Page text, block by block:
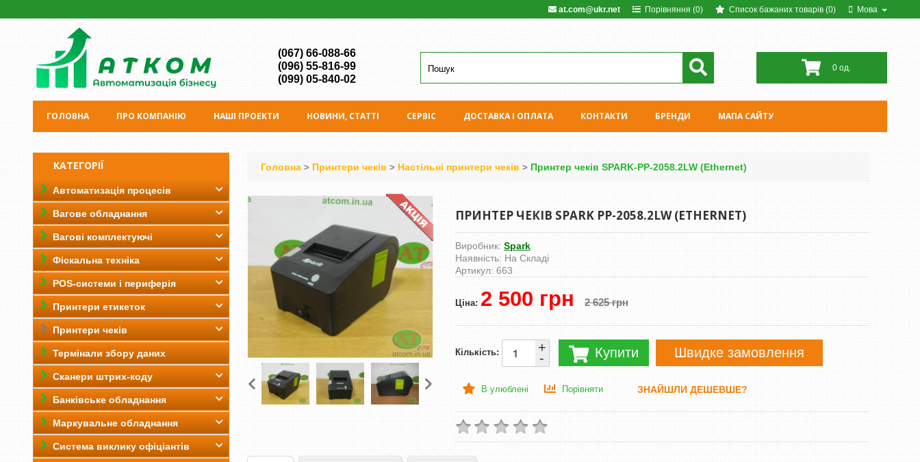
at.com@ukr.net Порівняння (0) Список бажаних товарів (0) Мова
(067) 66-088-66
(096) 55-816-99
(099) 05-840-02
0 од.
ГОЛОВНА ПРО КОМПАНІЮ НАШІ ПРОЕКТИ НОВИНИ, СТАТТІ СЕРВIС ДОСТАВКА І ОПЛАТА КОНТАКТИ БРЕНДИ МАПА САЙТУ
КАТЕГОРІЇ
Автоматизація процесів
Вагове обладнання
Вагові комплектуючі
Фіскальна техніка
POS-системи і периферія
Принтери етикеток
Принтери чеків
Термінали збору даних
Сканери штрих-коду
Банківське обладнання
Маркувальне обладнання
Система виклику офіціантів
Головна> Принтери чеків > Настільні принтери чеків > Принтер чеків SPARK-PP-2058.2LW (Ethernet)
ПРИНТЕР ЧЕКІВ SPARK PP-2058.2LW (ETHERNET)
Виробник: Spark
Наявність: На Складі
Артикул: 663
Ціна: 2 500 грн 2 625 грн
Кількість: -
+ Купити Швидке замовлення
В улюблені Порівняти ЗНАЙШЛИ ДЕШЕВШЕ?